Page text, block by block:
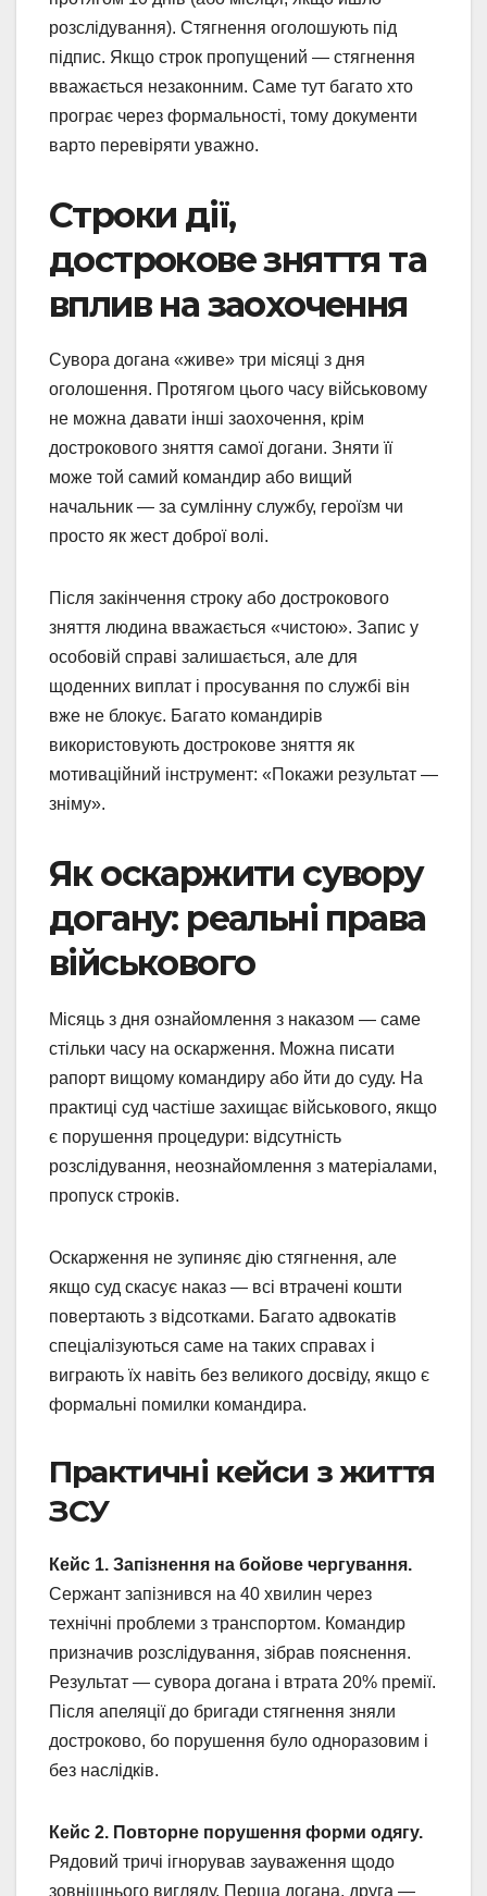
розслідування). Стягнення оголошують під
підпис. Якщо строк пропущений — стягнення
вважається незаконним. Саме тут багато хто
програє через формальності, тому документи
варто перевіряти уважно.
Строки дії,
дострокове зняття та
вплив на заохочення
Сувора догана «живе» три місяці з дня
оголошення. Протягом цього часу військовому
не можна давати інші заохочення, крім
дострокового зняття самої догани. Зняти її
може той самий командир або вищий
начальник — за сумлінну службу, героїзм чи
просто як жест доброї волі.
Після закінчення строку або дострокового
зняття людина вважається «чистою». Запис у
особовій справі залишається, але для
щоденних виплат і просування по службі він
вже не блокує. Багато командирів
використовують дострокове зняття як
мотиваційний інструмент: «Покажи результат —
зніму».
Як оскаржити сувору
догану: реальні права
військового
Місяць з дня ознайомлення з наказом — саме
стільки часу на оскарження. Можна писати
рапорт вищому командиру або йти до суду. На
практиці суд частіше захищає військового, якщо
є порушення процедури: відсутність
розслідування, неознайомлення з матеріалами,
пропуск строків.
Оскарження не зупиняє дію стягнення, але
якщо суд скасує наказ — всі втрачені кошти
повертають з відсотками. Багато адвокатів
спеціалізуються саме на таких справах і
виграють їх навіть без великого досвіду, якщо є
формальні помилки командира.
Практичні кейси з життя
ЗСУ
Кейс 1. Запізнення на бойове чергування.
Сержант запізнився на 40 хвилин через
технічні проблеми з транспортом. Командир
призначив розслідування, зібрав пояснення.
Результат — сувора догана і втрата 20% премії.
Після апеляції до бригади стягнення зняли
достроково, бо порушення було одноразовим і
без наслідків.
Кейс 2. Повторне порушення форми одягу.
Рядовий тричі ігнорував зауваження щодо
зовнішнього вигляду. Перша догана, друга —